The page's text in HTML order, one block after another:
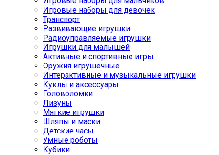
Игровые наборы для девочек
Транспорт
Развивающие игрушки
Радиоуправляемые игрушки
Игрушки для малышей
Активные и спортивные игры
Оружия игрушечные
Интерактивные и музыкальные игрушки
Куклы и аксессуары
Головоломки
Лизуны
Мягкие игрушки
Шляпы и маски
Детские часы
Умные роботы
Кубики